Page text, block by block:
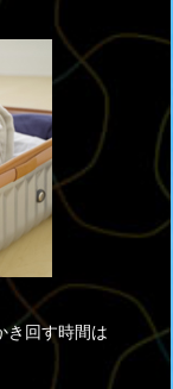
き回す時間は